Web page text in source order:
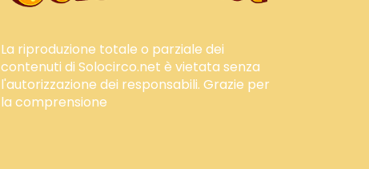
La riproduzione totale o parziale dei
contenuti di Solocirco.net è vietata senza
l'autorizzazione dei responsabili. Grazie per
la comprensione